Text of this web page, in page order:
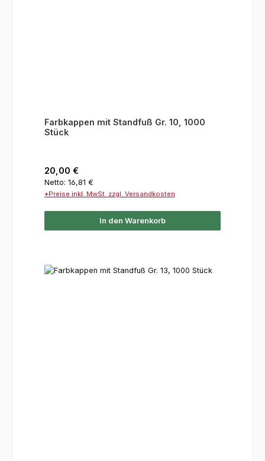
Farbkappen mit Standfuß Gr. 10, 1000
Stück
Regulärer Preis:
20,00 €
Netto: 16,81 €
*Preise inkl. MwSt. zzgl. Versandkosten
In den Warenkorb